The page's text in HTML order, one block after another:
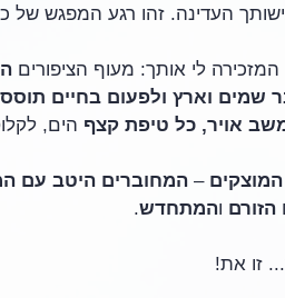
העדינה. זהו רגע המפגש של
לי אותך: מעוף הציפורים
וארץ ולפעום בחיים
אויר, כל טיפת קצף הים,
המוצקים – המחוברים היטב עם
הזורם והמתחדש.
זו את!